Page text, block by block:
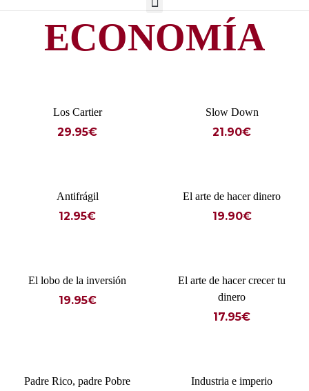
ECONOMÍA
Los Cartier
29.95€
Slow Down
21.90€
Antifrágil
12.95€
El arte de hacer dinero
19.90€
El lobo de la inversión
19.95€
El arte de hacer crecer tu
dinero
17.95€
Padre Rico, padre Pobre
Industria e imperio